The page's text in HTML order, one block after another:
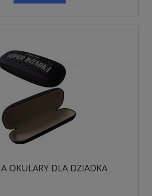
OKULARY DLA DZIADKA